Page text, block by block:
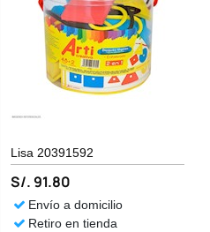
Lisa 20391592
S/. 91.80
Envío a domicilio
Retiro en tienda